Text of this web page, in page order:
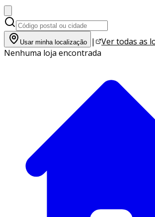
Usar minha localização |
Ver todas as
Nenhuma loja encontrada